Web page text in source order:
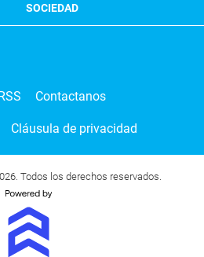
SOCIEDAD
Contactanos
Cláusula de privacidad
Todos los derechos reservados.